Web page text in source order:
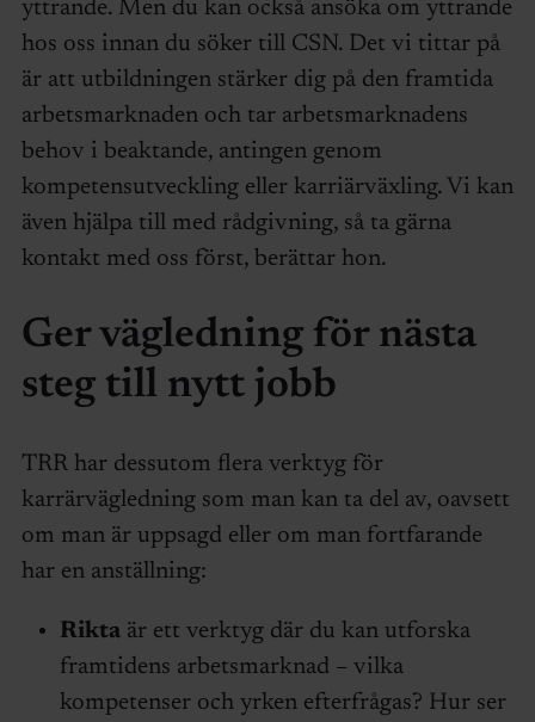
yttrande. Men du kan också ansöka om yttrande
hos oss innan du söker till CSN. Det vi tittar på
är att utbildningen stärker dig på den framtida
arbetsmarknaden och tar arbetsmarknadens
behov i beaktande, antingen genom
kompetensutveckling eller karriärväxling. Vi kan
även hjälpa till med rådgivning, så ta gärna
kontakt med oss först, berättar hon.
Ger vägledning för nästa
steg till nytt jobb
TRR har dessutom flera verktyg för
karrärvägledning som man kan ta del av, oavsett
om man är uppsagd eller om man fortfarande
har en anställning:
Riktaär ett verktyg där du kan utforska
framtidens arbetsmarknad – vilka
kompetenser och yrken efterfrågas? Hur ser